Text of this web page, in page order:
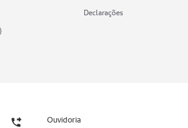
Declarações
Ouvidoria